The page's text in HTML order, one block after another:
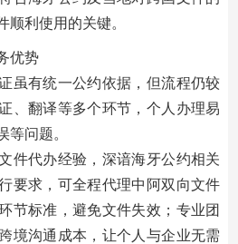
顺利使用的关键。
优势
虽有统一公约依据，但流程仍较
、翻译等多个环节，个人办理易
等问题。
件代办经验，深谙海牙公约相关
要求，可全程代理中阿双向文件
节标准，避免文件失效；专业团
境沟通成本，让个人与企业无需